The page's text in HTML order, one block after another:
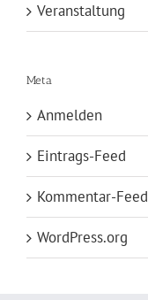
Veranstaltung
Meta
Anmelden
Eintrags-Feed
Kommentar-Feed
WordPress.org